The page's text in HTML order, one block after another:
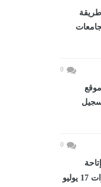
2026.. طريقة
0
2026.. موقع
0
2026.. إتاحة